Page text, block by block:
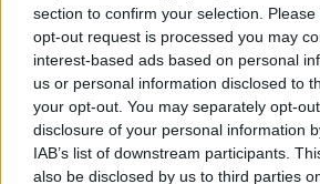
section to confirm your selection.
opt-out request is processed you may
interest-based ads based on personal
us or personal information disclosed to
your opt-out. You may separately opt-
disclosure of your personal information
IAB’s list of downstream participants.
also be disclosed by us to third parties
TEMI: Notizie Arzachena
Notizie in
Entra nel canale
GalluraOggi.it